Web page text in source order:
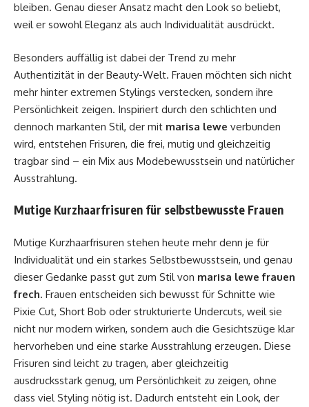
bleiben. Genau dieser Ansatz macht den Look so beliebt,
weil er sowohl Eleganz als auch Individualität ausdrückt.
Besonders auffällig ist dabei der Trend zu mehr
Authentizität in der Beauty-Welt. Frauen möchten sich nicht
mehr hinter extremen Stylings verstecken, sondern ihre
Persönlichkeit zeigen. Inspiriert durch den schlichten und
dennoch markanten Stil, der mit marisa lewe verbunden
wird, entstehen Frisuren, die frei, mutig und gleichzeitig
tragbar sind – ein Mix aus Modebewusstsein und natürlicher
Ausstrahlung.
Mutige Kurzhaarfrisuren für selbstbewusste Frauen
Mutige Kurzhaarfrisuren stehen heute mehr denn je für
Individualität und ein starkes Selbstbewusstsein, und genau
dieser Gedanke passt gut zum Stil von marisa lewe frauen
frech. Frauen entscheiden sich bewusst für Schnitte wie
Pixie Cut, Short Bob oder strukturierte Undercuts, weil sie
nicht nur modern wirken, sondern auch die Gesichtszüge klar
hervorheben und eine starke Ausstrahlung erzeugen. Diese
Frisuren sind leicht zu tragen, aber gleichzeitig
ausdrucksstark genug, um Persönlichkeit zu zeigen, ohne
dass viel Styling nötig ist. Dadurch entsteht ein Look, der